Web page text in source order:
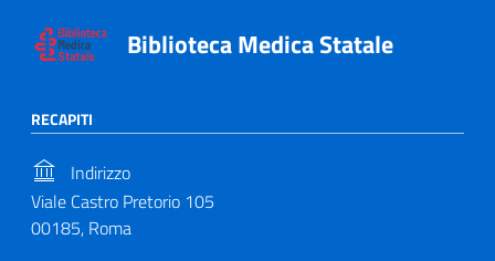
Biblioteca Medica Statale
RECAPITI
Indirizzo
Viale Castro Pretorio 105
00185, Roma